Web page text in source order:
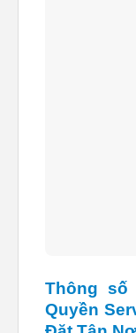
Thông số
Quyền